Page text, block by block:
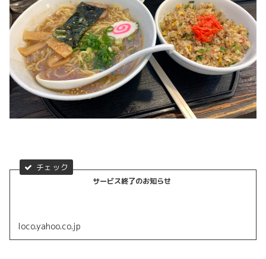
サービス終了のお知らせ
loco.yahoo.co.jp